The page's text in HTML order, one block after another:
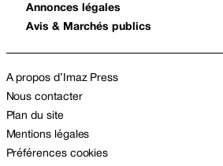
Annonces légales
Avis & Marchés publics
A propos d’Imaz Press
Nous contacter
Plan du site
Mentions légales
Préférences cookies